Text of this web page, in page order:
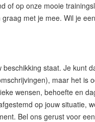
of op onze mooie
met je mee. Wil je een
staat. Je kunt
maar het is
wensen, behoefte en
op jouw situatie,
Bel ons gerust voor een